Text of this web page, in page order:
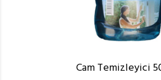
Cam Temizleyici